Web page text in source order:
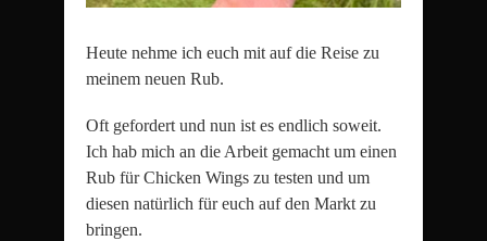
Heute nehme ich euch mit auf die Reise zu
meinem neuen Rub.
Oft gefordert und nun ist es endlich soweit.
Ich hab mich an die Arbeit gemacht um einen
Rub für Chicken Wings zu testen und um
diesen natürlich für euch auf den Markt zu
bringen.